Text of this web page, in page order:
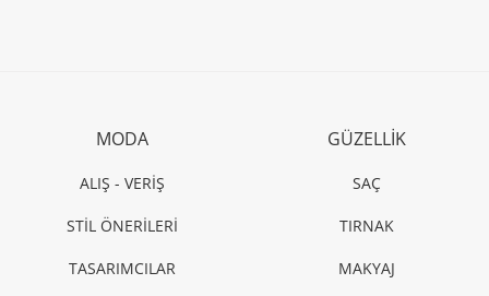
MODA
ALIŞ - VERİŞ
STİL ÖNERİLERİ
TASARIMCILAR
GÜZELLİK
SAÇ
TIRNAK
MAKYAJ